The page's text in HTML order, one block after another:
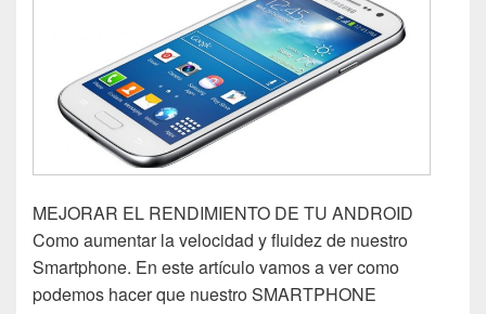
MEJORAR EL RENDIMIENTO DE TU ANDROID
Como aumentar la velocidad y fluidez de nuestro
Smartphone. En este artículo vamos a ver como
podemos hacer que nuestro SMARTPHONE